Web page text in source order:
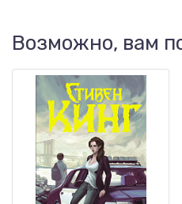
Возможно, вам